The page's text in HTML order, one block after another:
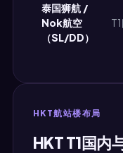
泰国狮航 /
Nok航空
（SL/DD）
HKT航站楼布局
HKT T1国内